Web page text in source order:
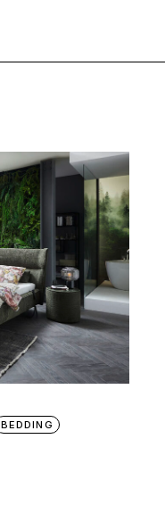
BEDDING